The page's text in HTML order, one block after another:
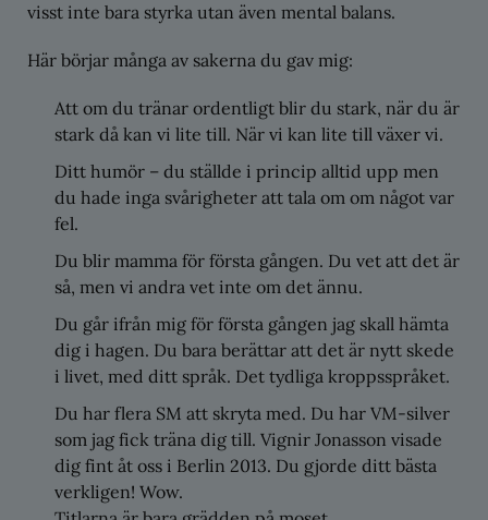
visst inte bara styrka utan även mental balans.
Här börjar många av sakerna du gav mig:
Att om du tränar ordentligt blir du stark, när du är
stark då kan vi lite till. När vi kan lite till växer vi.
Ditt humör – du ställde i princip alltid upp men
du hade inga svårigheter att tala om om något var
fel.
Du blir mamma för första gången. Du vet att det är
så, men vi andra vet inte om det ännu.
Du går ifrån mig för första gången jag skall hämta
dig i hagen. Du bara berättar att det är nytt skede
i livet, med ditt språk. Det tydliga kroppsspråket.
Du har flera SM att skryta med. Du har VM-silver
som jag fick träna dig till. Vignir Jonasson visade
dig fint åt oss i Berlin 2013. Du gjorde ditt bästa
verkligen! Wow.